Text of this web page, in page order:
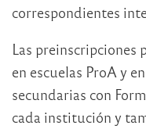
correspondientes
Las preinscripciones
en escuelas ProA y
secundarias con
cada institución y